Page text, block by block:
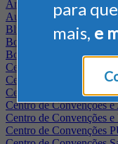
para
mais, e
Arena Jaguariuna
Auditório Albano
Blumenau - SC
BolognaFiere
Boulevard Olimpico - RJ
Centro Internacional de
Centro de Convenções -
Centro de Convenções
Centro de Convenções
Centro de Convenções
Centro de Convenções